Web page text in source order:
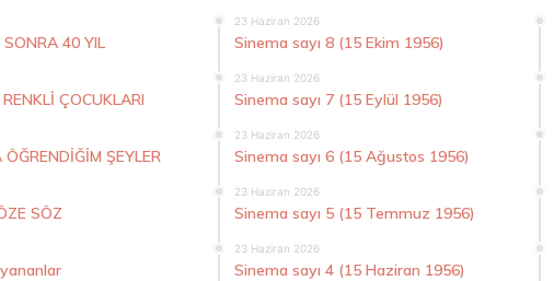
SONRA 40 YIL
ÇOCUKLARI
ŞEYLER
SÖZ
23 Haziran 2026
Sinema sayı 8 (15 Ekim 1956)
23 Haziran 2026
Sinema sayı 7 (15 Eylül 1956)
23 Haziran 2026
Sinema sayı 6 (15 Ağustos 1956)
23 Haziran 2026
Sinema sayı 5 (15 Temmuz 1956)
23 Haziran 2026
Sinema sayı 4 (15 Haziran 1956)